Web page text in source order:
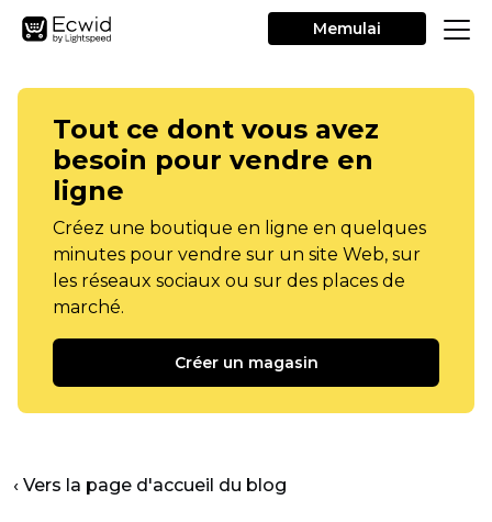
Memulai
Tout ce dont vous avez
besoin pour vendre en
ligne
Créez une boutique en ligne en quelques
minutes pour vendre sur un site Web, sur
les réseaux sociaux ou sur des places de
marché.
Créer un magasin
‹ Vers la page d'accueil du blog